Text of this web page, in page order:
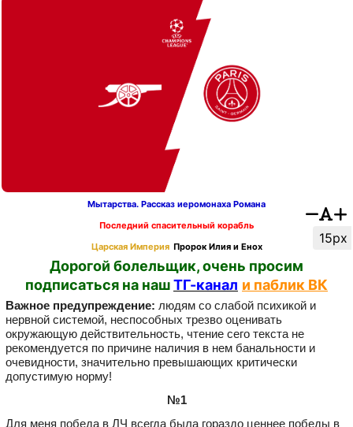
15px
Мытарства. Рассказ иеромонаха Романа
Последний спасительный корабль
Царская Империя Пророк Илия и Енох
Дорогой болельщик, очень просим
подписаться на нашТГ-канал и паблик ВК
Важное предупреждение: людям со слабой психикой и
нервной системой, неспособных трезво оценивать
окружающую действительность, чтение сего текста не
рекомендуется по причине наличия в нем банальности и
очевидности, значительно превышающих критически
допустимую норму!
№1
Для меня победа в ЛЧ всегда была гораздо ценнее победы в